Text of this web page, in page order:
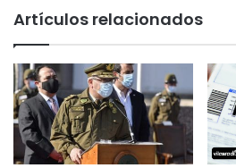
Artículos relacionados